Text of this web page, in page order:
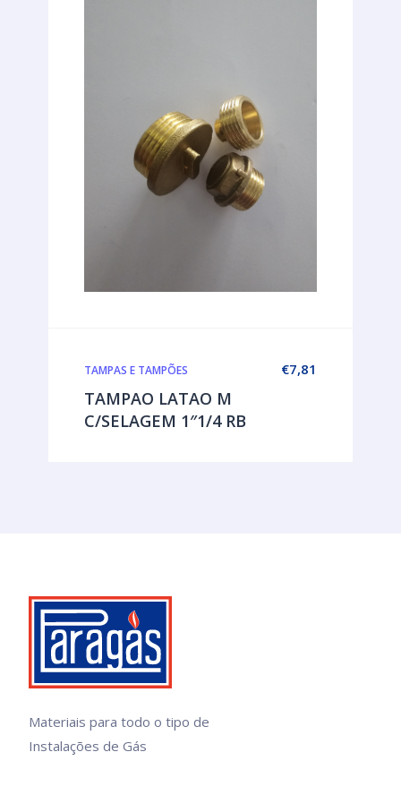
€7,81
TAMPAS E TAMPÕES
TAMPAO LATAO M
C/SELAGEM 1″1/4 RB
Materiais para todo o tipo de
Instalações de Gás